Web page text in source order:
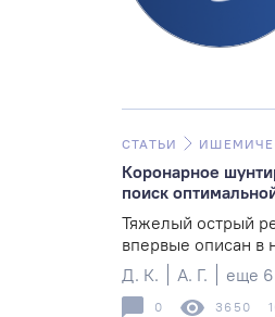
СТАТЬИ
Коронарное
поиск
Тяжелый острый
впервые описан в
Д. К.
А. Г. еще 6
0 3650